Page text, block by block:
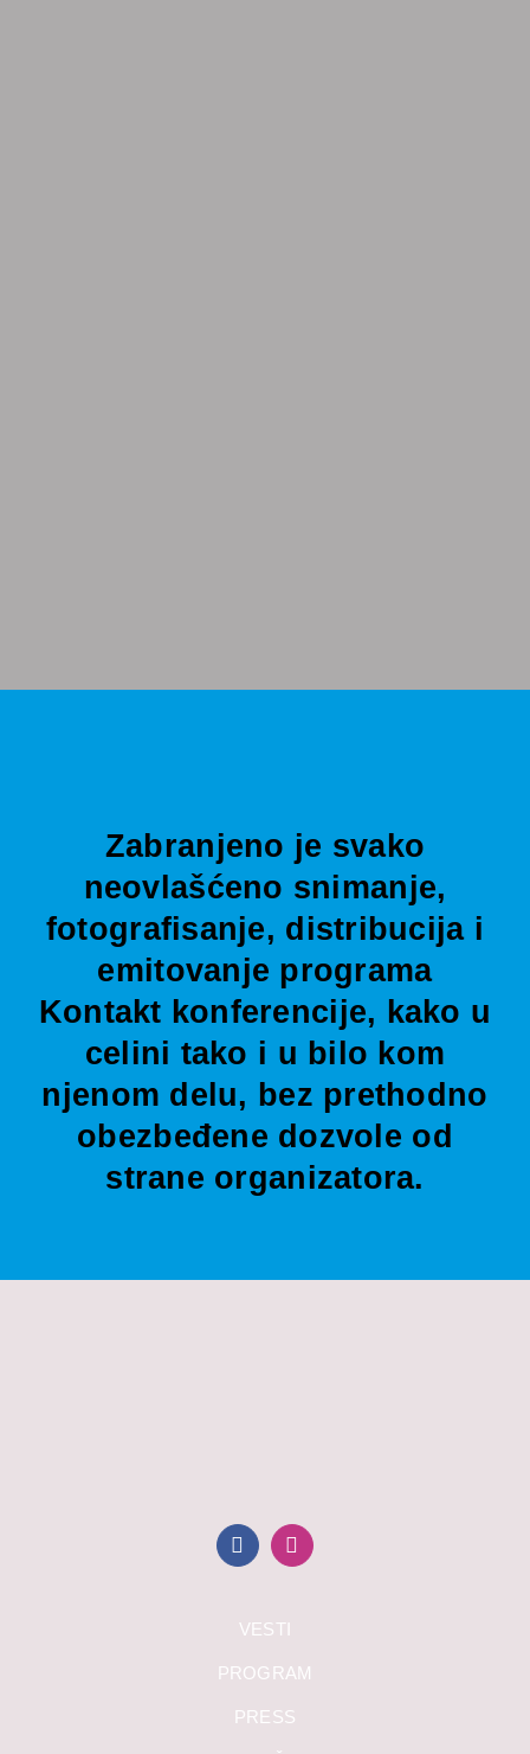
Zabranjeno je svako
neovlašćeno snimanje,
fotografisanje, distribucija i
emitovanje programa
Kontakt konferencije, kako u
celini tako i u bilo kom
njenom delu, bez prethodno
obezbeđene dozvole od
strane organizatora.
VESTI
PROGRAM
PRESS